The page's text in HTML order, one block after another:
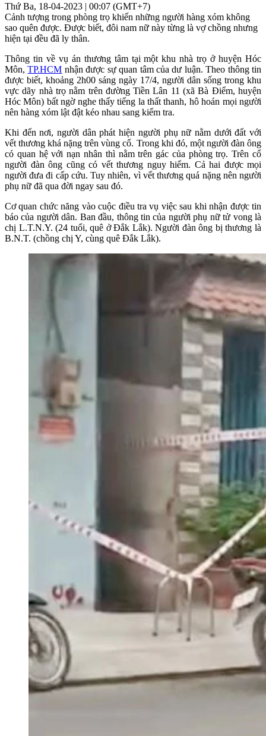
Thứ Ba, 18-04-2023 | 00:07 (GMT+7)
Cảnh tượng trong phòng trọ khiến những người hàng xóm không
sao quên được. Được biết, đôi nam nữ này từng là vợ chồng nhưng
hiện tại đều đã ly thân.
Thông tin về vụ án thương tâm tại một khu nhà trọ ở huyện Hóc
Môn,TP.HCM nhận được sự quan tâm của dư luận. Theo thông tin
được biết, khoảng 2h00 sáng ngày 17/4, người dân sống trong khu
vực dãy nhà trọ nằm trên đường Tiền Lân 11 (xã Bà Điểm, huyện
Hóc Môn) bất ngờ nghe thấy tiếng la thất thanh, hô hoán mọi người
nên hàng xóm lật đật kéo nhau sang kiểm tra.
Khi đến nơi, người dân phát hiện người phụ nữ nằm dưới đất với
vết thương khá nặng trên vùng cổ. Trong khi đó, một người đàn ông
có quan hệ với nạn nhân thì nằm trên gác của phòng trọ. Trên cổ
người đàn ông cũng có vết thương nguy hiểm. Cả hai được mọi
người đưa đi cấp cứu. Tuy nhiên, vì vết thương quá nặng nên người
phụ nữ đã qua đời ngay sau đó.
Cơ quan chức năng vào cuộc điều tra vụ việc sau khi nhận được tin
báo của người dân. Ban đầu, thông tin của người phụ nữ tử vong là
chị L.T.N.Y. (24 tuổi, quê ở Đắk Lắk). Người đàn ông bị thương là
B.N.T. (chồng chị Y, cùng quê Đắk Lắk).